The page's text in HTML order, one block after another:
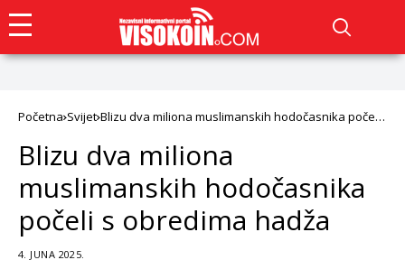
Početna Svijet Blizu dva miliona muslimanskih hodočasnika počeli
Blizu dva miliona
muslimanskih hodočasnika
počeli s obredima hadža
4. JUNA 2025.